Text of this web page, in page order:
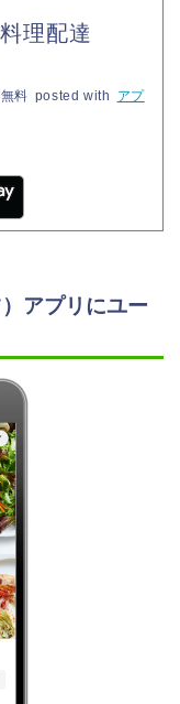
理配達
無料 posted with
アプ
アプリにユー